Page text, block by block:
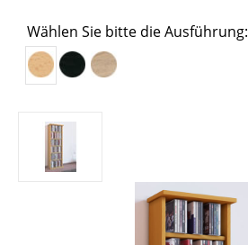
Wählen Sie bitte die Ausführung: